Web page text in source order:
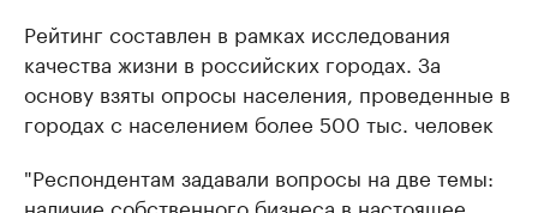
Рейтинг составлен в рамках исследования
качества жизни в российских городах. За
основу взяты опросы населения, проведенные в
городах с населением более 500 тыс. человек
"Респондентам задавали вопросы на две темы:
наличие собственного бизнеса в настоящее